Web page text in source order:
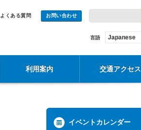
よくある質問 お問い合わせ
言語 Japanese
利用案内 交通アクセス
イベントカレンダー